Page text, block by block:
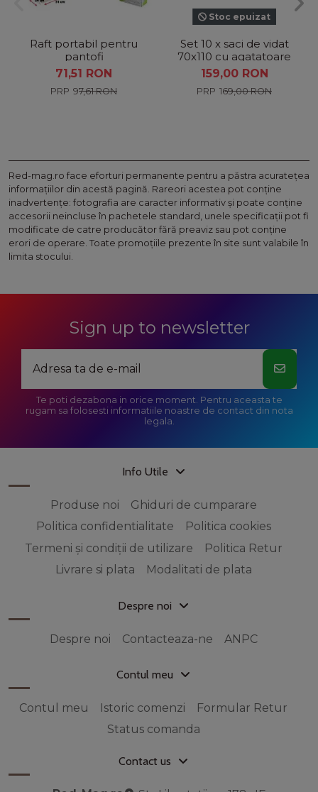
Raft portabil pentru
pantofi
71,51 RON
97,61 RON
Stoc epuizat
Set 10 x saci de vidat
70x110 cu agatatoare
pentru imbracaminte
159,00 RON
169,00 RON
Red-mag.ro face eforturi permanente pentru a păstra acurateţea
informaţiilor din acestă pagină. Rareori acestea pot conţine
inadvertenţe: fotografia are caracter informativ şi poate conţine
accesorii neincluse în pachetele standard, unele specificaţii pot fi
modificate de catre producător fără preaviz sau pot conţine
erori de operare. Toate promoţiile prezente în site sunt valabile în
limita stocului.
Sign up to newsletter
Te poti dezabona in orice moment. Pentru aceasta te
rugam sa folosesti informatiile noastre de contact din nota
legala.
Info Utile
Produse noi
Ghiduri de cumparare
Politica confidentialitate
Politica cookies
Termeni și condiții de utilizare
Politica Retur
Livrare si plata
Modalitati de plata
Despre noi
Despre noi Contacteaza-ne ANPC
Contul meu
Contul meu Istoric comenzi
Formular Retur
Status comanda
Contact us